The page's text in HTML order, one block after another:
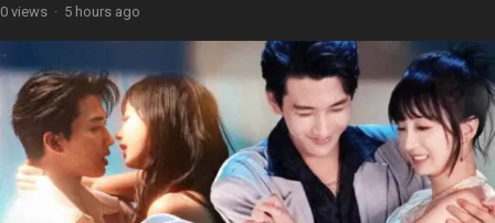
0 views · 5 hours ago